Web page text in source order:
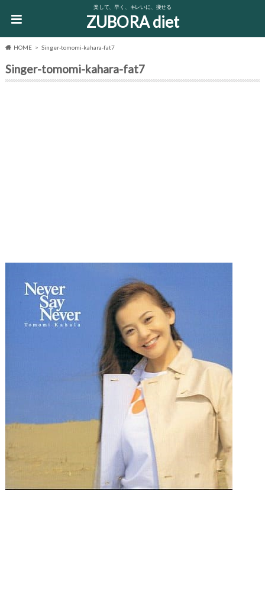
楽して、早く、キレいに、痩せる
ZUBORA diet
HOME Singer-tomomi-kahara-fat7
Singer-tomomi-kahara-fat7